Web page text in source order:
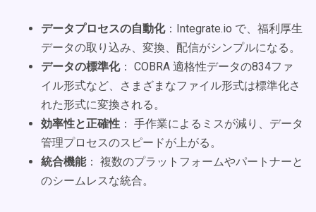
データプロセスの自動化：Integrate.io で、福利厚生
データの取り込み、変換、配信がシンプルになる。
データの標準化： COBRA 適格性データの834ファ
イル形式など、さまざまなファイル形式は標準化さ
れた形式に変換される。
効率性と正確性 ： 手作業によるミスが減り、データ
管理プロセスのスピードが上がる。
統合機能： 複数のプラットフォームやパートナーと
のシームレスな統合。